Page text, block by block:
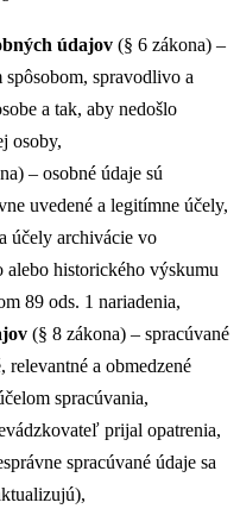
údajov (§ 6 zákona) –
spôsobom, spravodlivo a
a tak, aby nedošlo
osoby,
– osobné údaje sú
uvedené a legitímne účely,
účely archivácie vo
alebo historického výskumu
89 ods. 1 nariadenia,
(§ 8 zákona) – spracúvané
a obmedzené
spracúvania,
prijal opatrenia,
spracúvané údaje sa